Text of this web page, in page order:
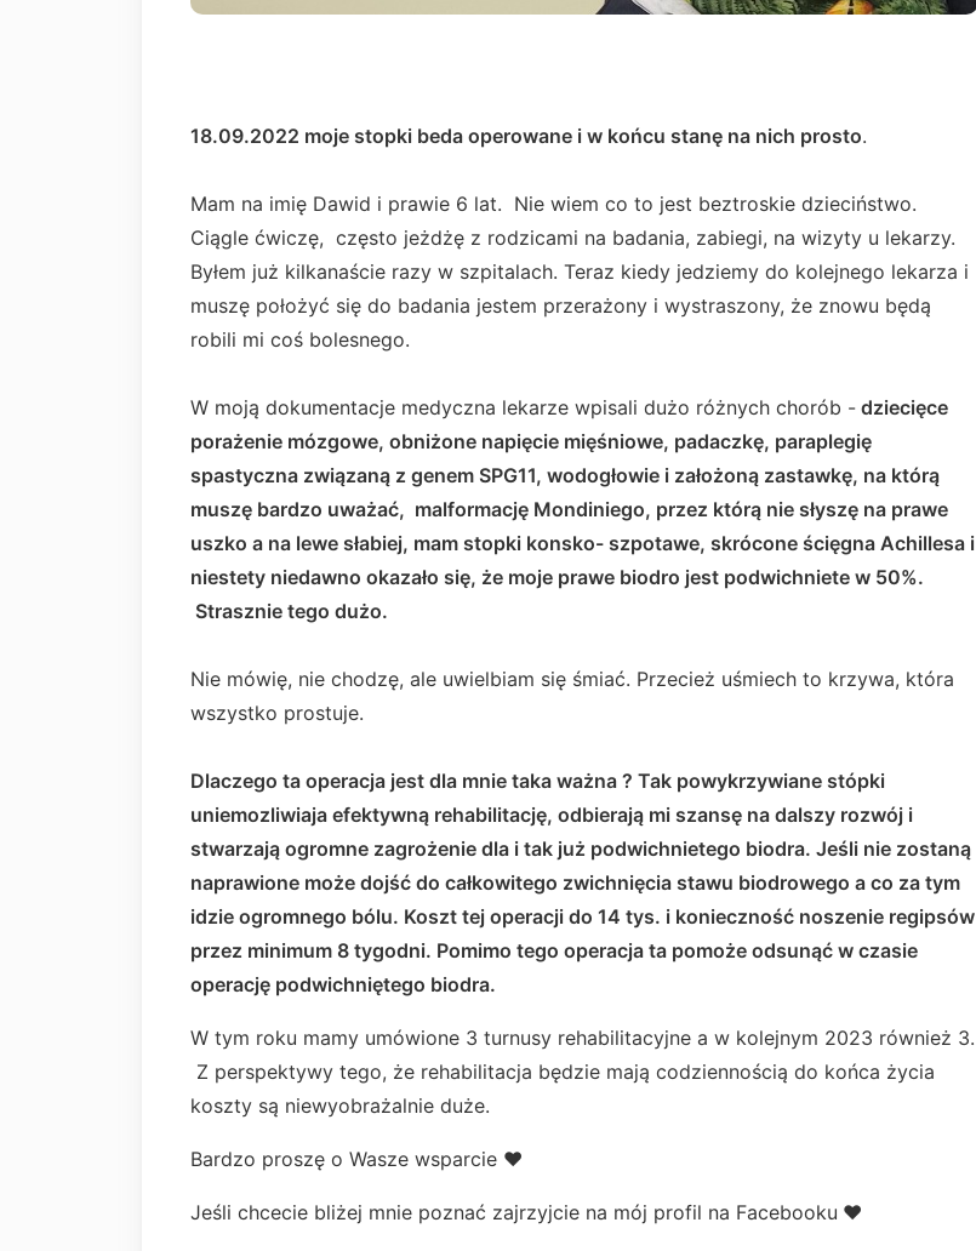
18.09.2022 moje stopki beda operowane i w końcu stanę na nich prosto.
Mam na imię Dawid i prawie 6 lat. Nie wiem co to jest beztroskie dzieciństwo.
Ciągle ćwiczę, często jeżdżę z rodzicami na badania, zabiegi, na wizyty u lekarzy.
Byłem już kilkanaście razy w szpitalach. Teraz kiedy jedziemy do kolejnego lekarza i
muszę położyć się do badania jestem przerażony i wystraszony, że znowu będą
robili mi coś bolesnego.
W moją dokumentacje medyczna lekarze wpisali dużo różnych chorób - dziecięce
porażenie mózgowe, obniżone napięcie mięśniowe, padaczkę, paraplegię
spastyczna związaną z genem SPG11, wodogłowie i założoną zastawkę, na którą
muszę bardzo uważać, malformację Mondiniego, przez którą nie słyszę na prawe
uszko a na lewe słabiej, mam stopki konsko- szpotawe, skrócone ścięgna Achillesa i
niestety niedawno okazało się, że moje prawe biodro jest podwichniete w 50%.
Strasznie tego dużo.
Nie mówię, nie chodzę, ale uwielbiam się śmiać. Przecież uśmiech to krzywa, która
wszystko prostuje.
Dlaczego ta operacja jest dla mnie taka ważna ? Tak powykrzywiane stópki
uniemozliwiaja efektywną rehabilitację, odbierają mi szansę na dalszy rozwój i
stwarzają ogromne zagrożenie dla i tak już podwichnietego biodra. Jeśli nie zostaną
naprawione może dojść do całkowitego zwichnięcia stawu biodrowego a co za tym
idzie ogromnego bólu. Koszt tej operacji do 14 tys. i konieczność noszenie regipsów
przez minimum 8 tygodni. Pomimo tego operacja ta pomoże odsunąć w czasie
operację podwichniętego biodra.
W tym roku mamy umówione 3 turnusy rehabilitacyjne a w kolejnym 2023 również 3.
Z perspektywy tego, że rehabilitacja będzie mają codziennością do końca życia
koszty są niewyobrażalnie duże.
Bardzo proszę o Wasze wsparcie ♥️
Jeśli chcecie bliżej mnie poznać zajrzyjcie na mój profil na Facebooku ❤️